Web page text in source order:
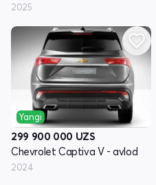
2025
Yangi
299 900 000 UZS
Chevrolet Captiva V - avlod
2024